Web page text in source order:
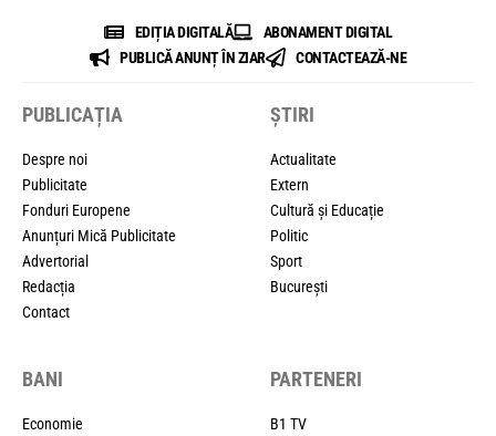
EDIȚIA DIGITALĂ
ABONAMENT DIGITAL
PUBLICĂ ANUNȚ ÎN ZIAR
CONTACTEAZĂ-NE
PUBLICAȚIA
Despre noi
Publicitate
Fonduri Europene
Anunțuri Mică Publicitate
Advertorial
Redacția
Contact
ȘTIRI
Actualitate
Extern
Cultură și Educație
Politic
Sport
București
BANI
Economie
PARTENERI
B1 TV